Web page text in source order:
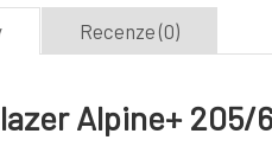
Recenze (0)
Alpine+ 205/